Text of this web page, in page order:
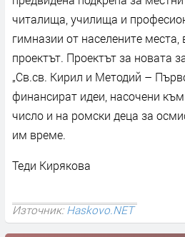
читалища, училища и
гимназии от населените места,
проектът. Проектът за новата
„Св.св. Кирил и Методий –
финансират идеи, насочени
число и на ромски деца за
им време.
Теди Кирякова
Източник:Haskovo.NET